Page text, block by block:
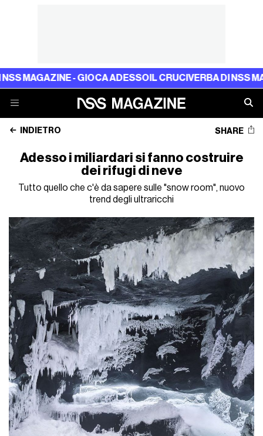
- GIOCA ADESSOIL CRUCIVERBA DI NSS
INDIETRO SHARE
Adesso i miliardari si fanno costruire
dei rifugi di neve
Tutto quello che c'è da sapere sulle "snow room", nuovo
trend degli ultraricchi